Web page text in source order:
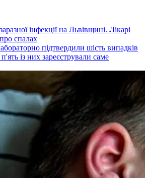
інфекції на Львівщині. Лікарі
спалах
підтвердили шість випадків
із них зареєстрували саме